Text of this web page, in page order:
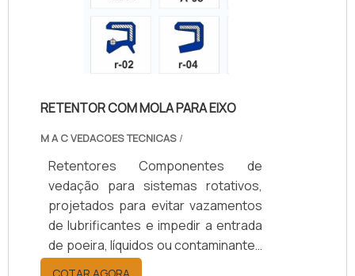
e diâmetros de 10 a 200 mm.
Aplicados em setores automotivo,
agrícola, naval, ferroviário e
industrial, aumentam a durabilidade
de manutenção e garantem
RETENTOR COM MOLA PARA EIXO
M A C VEDACOES TECNICAS /
Retentores Componentes de
vedação para sistemas rotativos,
projetados para evitar vazamentos
de lubrificantes e impedir a entrada
de poeira, líquidos ou contaminantes
em eixos e rolamentos. Disponíveis